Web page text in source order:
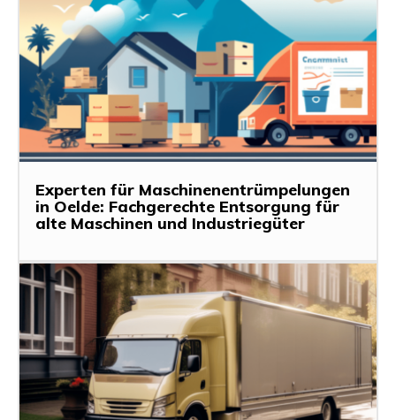
Experten für Maschinenentrümpelungen
in Oelde: Fachgerechte Entsorgung für
alte Maschinen und Industriegüter